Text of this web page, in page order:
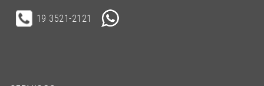
19 3521-2121